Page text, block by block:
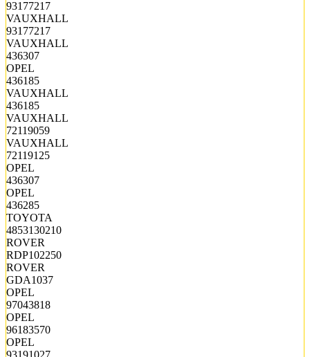
93177217
VAUXHALL
93177217
VAUXHALL
436307
OPEL
436185
VAUXHALL
436185
VAUXHALL
72119059
VAUXHALL
72119125
OPEL
436307
OPEL
436285
TOYOTA
4853130210
ROVER
RDP102250
ROVER
GDA1037
OPEL
97043818
OPEL
96183570
OPEL
93191027